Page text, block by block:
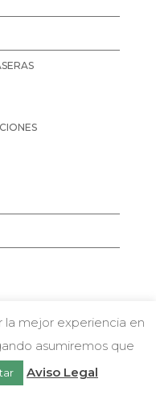
con nosotros
la mejor experiencia en
asumiremos que
Aviso Legal